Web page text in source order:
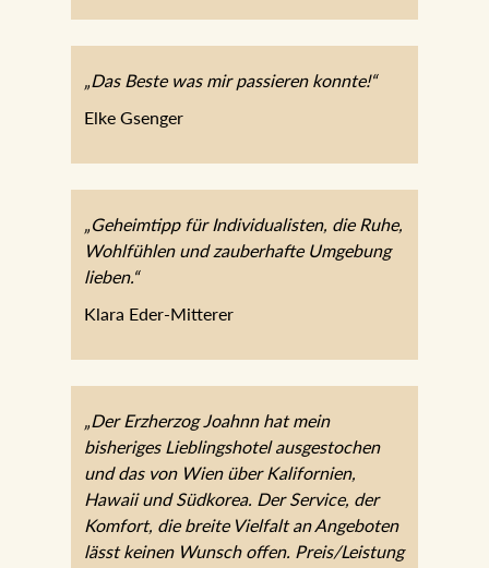
„Das Beste was mir passieren konnte!“
„Geheimtipp für Individualisten, die Ruhe,
Wohlfühlen und zauberhafte Umgebung
lieben.“
„Der Erzherzog Joahnn hat mein
bisheriges Lieblingshotel ausgestochen
und das von Wien über Kalifornien,
Hawaii und Südkorea. Der Service, der